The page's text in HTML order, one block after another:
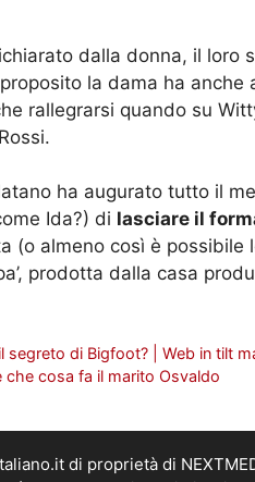
dalla donna, il loro
la dama ha
rallegrarsi quando su
ha augurato tutto il
Ida?) di lasciare il
(o almeno così è
prodotta dalla casa
segreto di Bigfoot? | Web in tilt
che cosa fa il marito Osvaldo
di proprietà di